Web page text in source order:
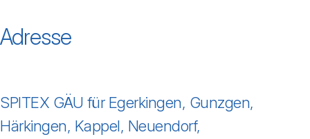
Adresse
SPITEX GÄU für Egerkingen, Gunzgen,
Härkingen, Kappel, Neuendorf,